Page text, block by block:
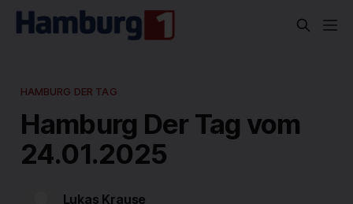
HAMBURG DER TAG
Hamburg Der Tag vom
24.01.2025
Lukas Krause